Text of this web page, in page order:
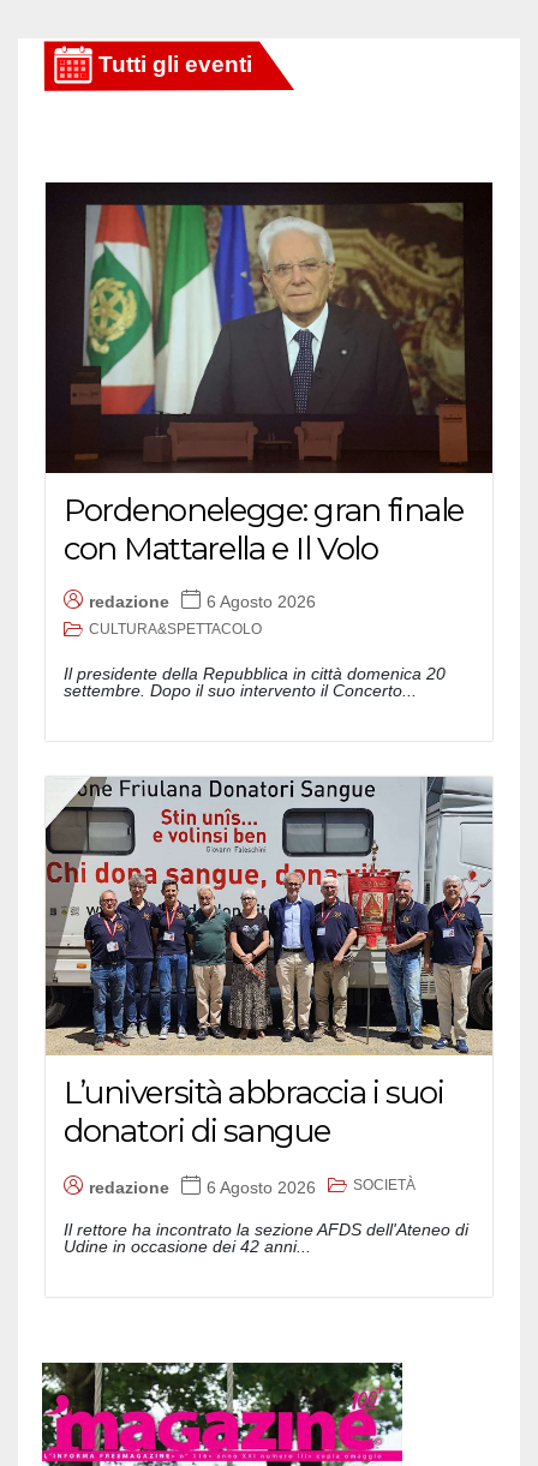
Pordenonelegge: gran finale
con Mattarella e Il Volo
redazione 6 Agosto 2026
CULTURA&SPETTACOLO
Il presidente della Repubblica in città domenica 20
settembre. Dopo il suo intervento il Concerto...
L’università abbraccia i suoi
donatori di sangue
redazione 6 Agosto 2026 SOCIETÀ
Il rettore ha incontrato la sezione AFDS dell'Ateneo di
Udine in occasione dei 42 anni...